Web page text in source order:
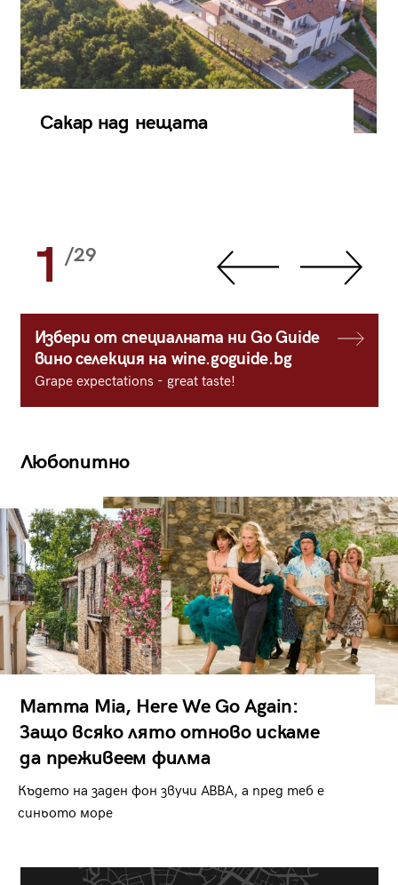
Сакар над нещата
1 /29
Избери от специалната ни Go Guide
вино селекция на wine.goguide.bg
Grape expectations - great taste!
Любопитно
Mamma Mia, Here We Go Again:
Защо всяко лято отново искаме
да преживеем филма
Където на заден фон звучи ABBA, а пред теб е
синьото море